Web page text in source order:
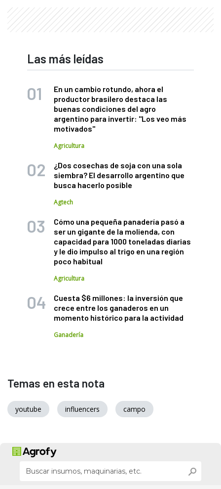
Las más leídas
En un cambio rotundo, ahora el
productor brasilero destaca las
buenas condiciones del agro
argentino para invertir: "Los veo más
motivados"
Agricultura
¿Dos cosechas de soja con una sola
siembra? El desarrollo argentino que
busca hacerlo posible
Agtech
Cómo una pequeña panadería pasó a
ser un gigante de la molienda, con
capacidad para 1000 toneladas diarias
y le dio impulso al trigo en una región
poco habitual
Agricultura
Cuesta $6 millones: la inversión que
crece entre los ganaderos en un
momento histórico para la actividad
Ganadería
Temas en esta nota
youtube influencers campo